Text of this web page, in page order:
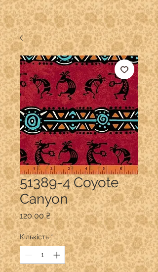
51389-4 Coyote
Canyon
120,00 ₴Ціна
Кількість *